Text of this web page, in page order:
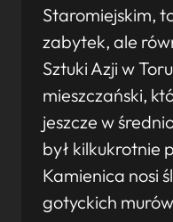
Staromiejskim,
zabytek, ale
Sztuki Azji w
mieszczański,
jeszcze w
był kilkukrotnie
Kamienica nosi
gotyckich